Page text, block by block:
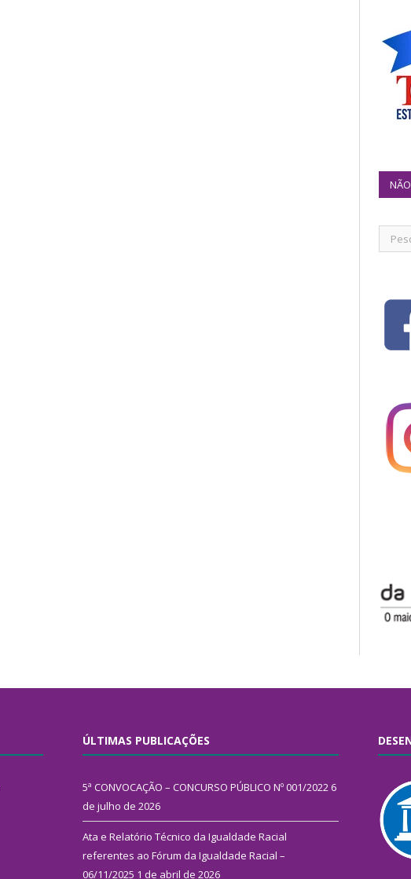
ÚLTIMAS PUBLICAÇÕES
5ª CONVOCAÇÃO – CONCURSO PÚBLICO Nº 001/2022 6
de julho de 2026
Ata e Relatório Técnico da Igualdade Racial
referentes ao Fórum da Igualdade Racial –
06/11/2025 1 de abril de 2026